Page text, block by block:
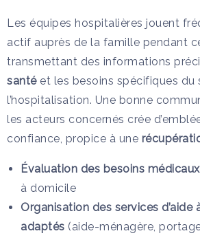
Les équipes hospitalières jouent
actif auprès de la famille pendant
transmettant des informations
santéet les besoins spécifiques du
l’hospitalisation. Une bonne
les acteurs concernés crée
confiance, propice à une
Évaluation des besoins médicaux
à domicile
Organisation des services d’aide
adaptés (aide-ménagère,